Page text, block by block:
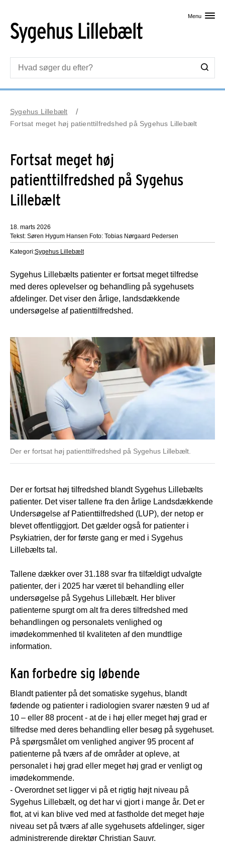
Menu
Sygehus Lillebælt
Fortsat meget høj patienttilfredshed på Sygehus Lillebælt
Fortsat meget høj
patienttilfredshed på Sygehus
Lillebælt
18. marts 2026
Tekst: Søren Hygum Hansen Foto: Tobias Nørgaard Pedersen
Kategori:Sygehus Lillebælt
Sygehus Lillebælts patienter er fortsat meget tilfredse
med deres oplevelser og behandling på sygehusets
afdelinger. Det viser den årlige, landsdækkende
undersøgelse af patienttilfredshed.
Der er fortsat høj patienttilfredshed på Sygehus Lillebælt.
Der er fortsat høj tilfredshed blandt Sygehus Lillebælts
patienter. Det viser tallene fra den årlige Landsdækkende
Undersøgelse af Patienttilfredshed (LUP), der netop er
blevet offentliggjort. Det gælder også for patienter i
Psykiatrien, der for første gang er med i Sygehus
Lillebælts tal.
Tallene dækker over 31.188 svar fra tilfældigt udvalgte
patienter, der i 2025 har været til behandling eller
undersøgelse på Sygehus Lillebælt. Her bliver
patienterne spurgt om alt fra deres tilfredshed med
behandlingen og personalets venlighed og
imødekommenhed til kvaliteten af den mundtlige
information.
Kan forbedre sig løbende
Blandt patienter på det somatiske sygehus, blandt
fødende og patienter i radiologien svarer næsten 9 ud af
10 – eller 88 procent - at de i høj eller meget høj grad er
tilfredse med deres behandling eller besøg på sygehuset.
På spørgsmålet om venlighed angiver 95 procent af
patienterne på tværs af de områder at opleve, at
personalet i høj grad eller meget høj grad er venligt og
imødekommende.
- Overordnet set ligger vi på et rigtig højt niveau på
Sygehus Lillebælt, og det har vi gjort i mange år. Det er
flot, at vi kan blive ved med at fastholde det meget høje
niveau set på tværs af alle sygehusets afdelinger, siger
administrerende direktør Christian Sauvr.